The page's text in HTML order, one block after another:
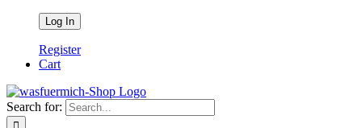
Register
Cart
Search for: